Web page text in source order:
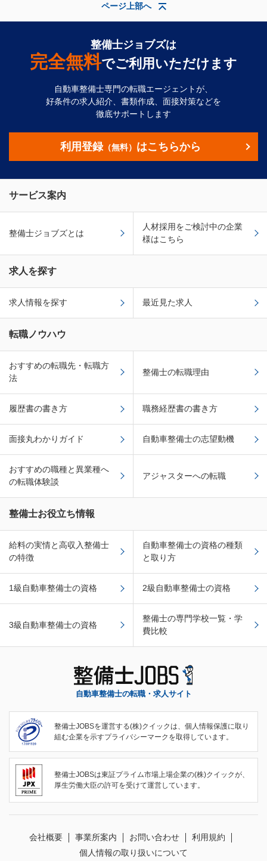
ページ上部へ
整備士ジョブズは
完全無料でご利用いただけます
自動車整備士専門の転職エージェントが、
好条件の求人紹介、書類作成、面接対策などを
徹底サポートします
利用登録（無料） はこちらから
サービス案内
整備士ジョブズとは
人材採用をご検討中の企業
様はこちら
求人を探す
求人情報を探す 最近見た求人
転職ノウハウ
おすすめの転職先・転職方
法
整備士の転職理由
履歴書の書き方 職務経歴書の書き方
面接丸わかりガイド 自動車整備士の志望動機
おすすめの職種と異業種へ
の転職体験談
アジャスターへの転職
整備士お役立ち情報
給料の実情と高収入整備士
の特徴
自動車整備士の資格の種類
と取り方
1級自動車整備士の資格 2級自動車整備士の資格
3級自動車整備士の資格
整備士の専門学校一覧・学
費比較
自動車整備士の転職・求人サイト
整備士JOBSを運営する(株)クイックは、個人情報保護に取り
組む企業を示すプライバシーマークを取得しています。
整備士JOBSは東証プライム市場上場企業の(株)クイックが、
厚生労働大臣の許可を受けて運営しています。
会社概要 事業所案内 お問い合わせ
利用規約
個人情報の取り扱いについて